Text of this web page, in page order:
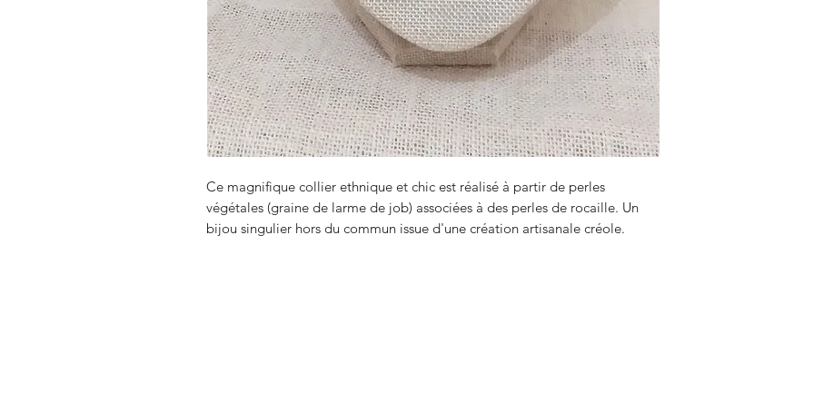
Ce magnifique collier ethnique et chic est réalisé à partir de perles
végétales (graine de larme de job) associées à des perles de rocaille. Un
bijou singulier hors du commun issue d'une création artisanale créole.